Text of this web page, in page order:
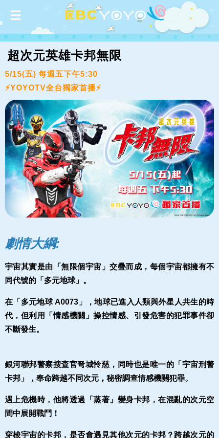
超次元英雄卡邦無限
5/15(五) 每週五下午5:30
⚡YOYOTV全台獨家首播⚡
劇情大綱:
宇宙其實是由「無限個宇宙」交疊而成，每個宇宙都擁有不
同代號的「多元地球」。
在「多元地球 Α0073」，地球已進入人類與外星人共生的時
代，但利用「情感機關」操控情感、引發危害的犯罪事件卻
不斷發生。
銀河聯邦警察搜查官弩城怜慈，同時也是唯一的「宇宙刑警
卡邦」，奉命跨越不同次元，秘密調查情感機關犯罪。
遇上危機時，他將透過「蒸著」變身卡邦，在混亂的次元空
間中展開戰鬥！
穿梭宇宙的卡邦，是否會遇見其他次元的卡邦？跨越次元的